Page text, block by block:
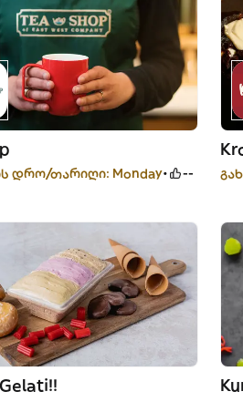
დრო/თარიღი: Monday --